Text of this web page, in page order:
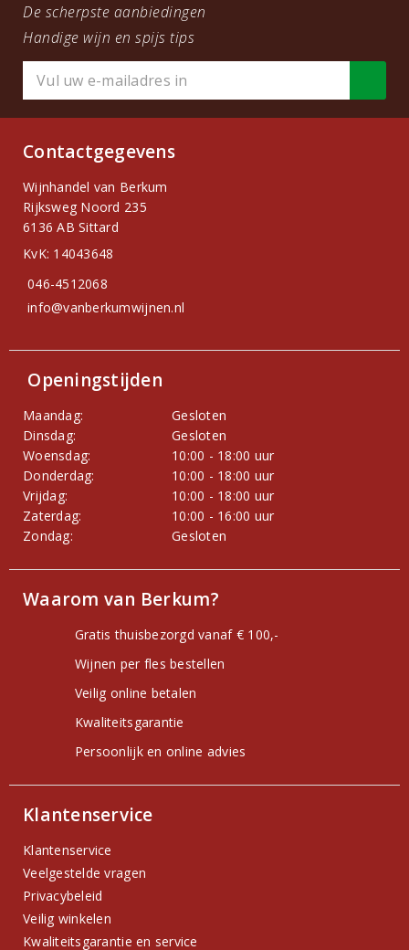
De scherpste aanbiedingen
Handige wijn en spijs tips
Contactgegevens
Wijnhandel van Berkum
Rijksweg Noord 235
6136 AB Sittard
KvK: 14043648
046-4512068
info@vanberkumwijnen.nl
Openingstijden
Maandag:
Gesloten
Dinsdag:
Gesloten
Woensdag:
10:00 - 18:00 uur
Donderdag:
10:00 - 18:00 uur
Vrijdag:
10:00 - 18:00 uur
Zaterdag:
10:00 - 16:00 uur
Zondag:
Gesloten
Waarom van Berkum?
Gratis thuisbezorgd vanaf € 100,-
Wijnen per fles bestellen
Veilig online betalen
Kwaliteitsgarantie
Persoonlijk en online advies
Klantenservice
Klantenservice
Veelgestelde vragen
Privacybeleid
Veilig winkelen
Kwaliteitsgarantie en service